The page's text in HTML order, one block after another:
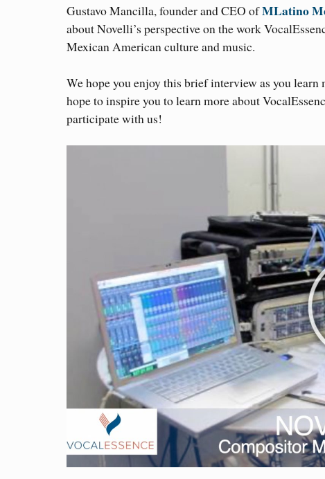
Gustavo Mancilla, founder and CEO ofMLatino
about Novelli’s perspective on the work
Mexican American culture and music.
We hope you enjoy this brief interview as you
hope to inspire you to learn more about
participate with us!